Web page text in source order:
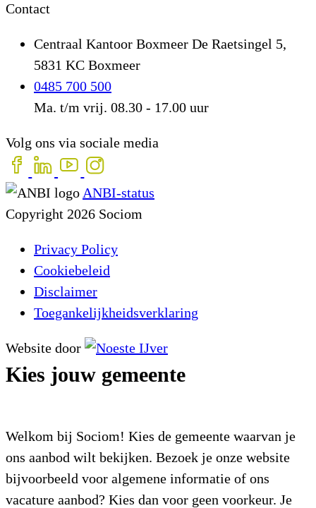
Contact
Centraal Kantoor Boxmeer De Raetsingel 5,
5831 KC Boxmeer
0485 700 500
Ma. t/m vrij. 08.30 - 17.00 uur
Volg ons via sociale media
ANBI-status
Copyright 2026 Sociom
Privacy Policy
Cookiebeleid
Disclaimer
Toegankelijkheidsverklaring
Website door
Kies jouw gemeente
Welkom bij Sociom! Kies de gemeente waarvan je
ons aanbod wilt bekijken. Bezoek je onze website
bijvoorbeeld voor algemene informatie of ons
vacature aanbod? Kies dan voor geen voorkeur. Je